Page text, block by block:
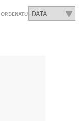
ORDENATU